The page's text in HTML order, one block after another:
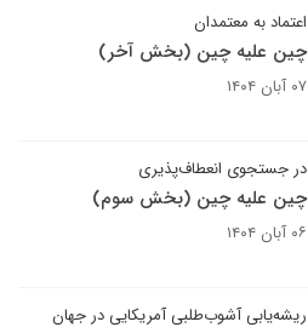
اعتماد به معتمدان
چین علیه چین (بخش آخر)
۰۷ آبان ۱۴۰۴
در جستجوی انعطاف‌پذیری
چین علیه چین (بخش سوم)
۰۶ آبان ۱۴۰۴
ریشه‌یابی آشوب‌طلبی آمریکایی در جهان